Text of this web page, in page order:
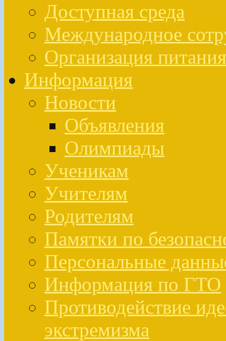
Доступная среда
Международное
Организация
Информация
Новости
Объявления
Олимпиады
Ученикам
Учителям
Родителям
Памятки по
Персональные
Информация по ГТО
Противодействие
экстремизма